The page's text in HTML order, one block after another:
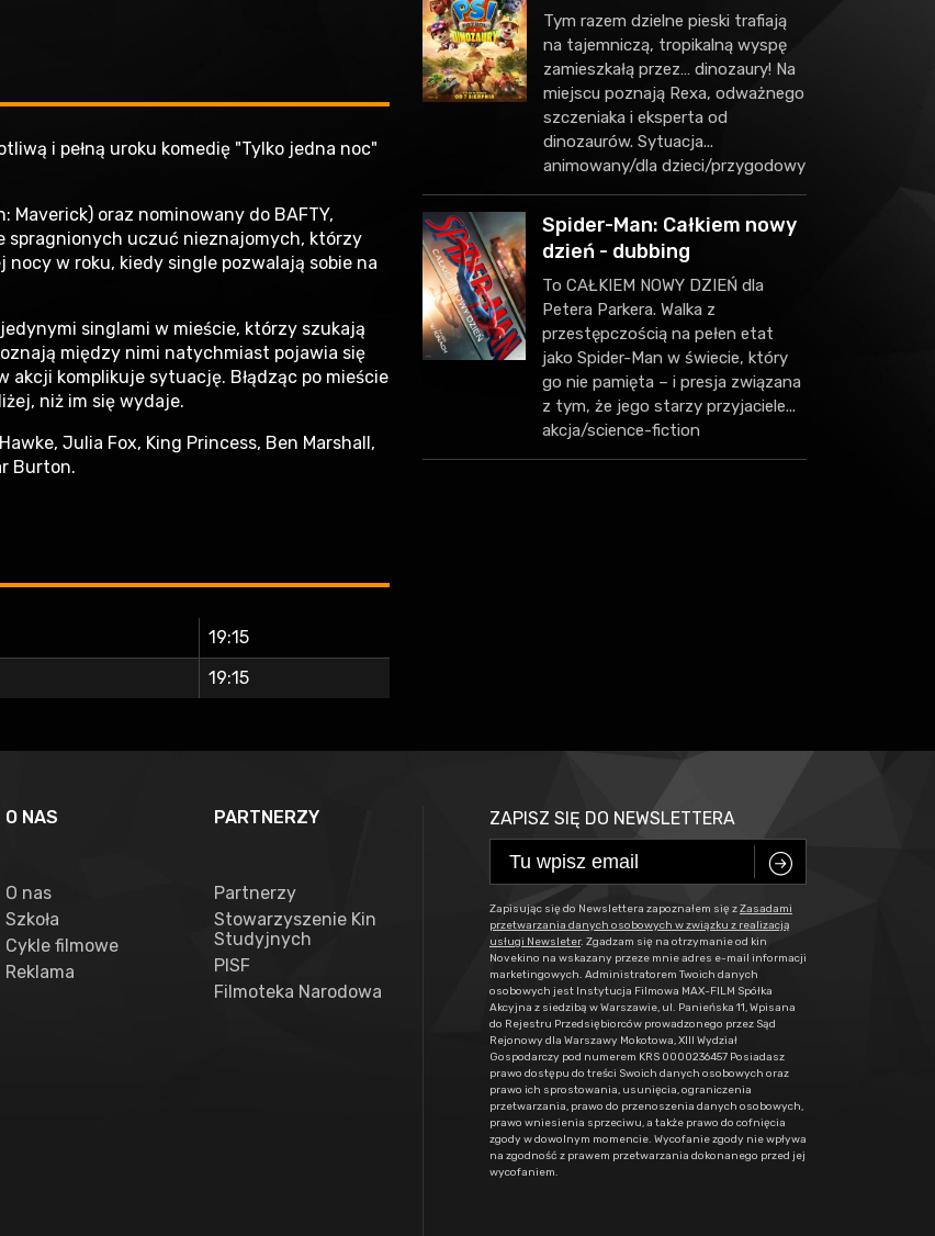
i pełną uroku komedię "Tylko jedna noc"
Maverick) oraz nominowany do BAFTY,
spragnionych uczuć nieznajomych, którzy
w roku, kiedy single pozwalają sobie na
singlami w mieście, którzy szukają
między nimi natychmiast pojawia się
akcji komplikuje sytuację. Błądząc po mieście
niż im się wydaje.
Julia Fox, King Princess, Ben Marshall,
Burton.
19:15
19:15
Tym razem dzielne pieski trafiają
na tajemniczą, tropikalną wyspę
zamieszkałą przez… dinozaury! Na
miejscu poznają Rexa, odważnego
szczeniaka i eksperta od
dinozaurów. Sytuacja...
animowany/dla dzieci/przygodowy
Spider-Man: Całkiem nowy
dzień - dubbing
To CAŁKIEM NOWY DZIEŃ dla
Petera Parkera. Walka z
przestępczością na pełen etat
jako Spider-Man w świecie, który
go nie pamięta – i presja związana
z tym, że jego starzy przyjaciele...
akcja/science-fiction
O NAS
O nas
Szkoła
Cykle filmowe
Reklama
PARTNERZY
Partnerzy
Stowarzyszenie Kin
Studyjnych
PISF
Filmoteka Narodowa
ZAPISZ SIĘ DO NEWSLETTERA
C
Zapisując się do Newslettera zapoznałem się zZasadami
przetwarzania danych osobowych w związku z realizacją
usługi Newsleter. Zgadzam się na otrzymanie od kin
Novekino na wskazany przeze mnie adres e-mail informacji
marketingowych. Administratorem Twoich danych
osobowych jest Instytucja Filmowa MAX-FILM Spółka
Akcyjna z siedzibą w Warszawie, ul. Panieńska 11, Wpisana
do Rejestru Przedsiębiorców prowadzonego przez Sąd
Rejonowy dla Warszawy Mokotowa, XIII Wydział
Gospodarczy pod numerem KRS 0000236457 Posiadasz
prawo dostępu do treści Swoich danych osobowych oraz
prawo ich sprostowania, usunięcia, ograniczenia
przetwarzania, prawo do przenoszenia danych osobowych,
prawo wniesienia sprzeciwu, a także prawo do cofnięcia
zgody w dowolnym momencie. Wycofanie zgody nie wpływa
na zgodność z prawem przetwarzania dokonanego przed jej
wycofaniem.